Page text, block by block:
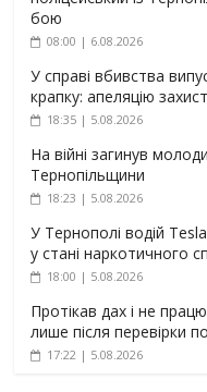
бою
08:00 | 6.08.2026
У справі вбивства
крапку: апеляцію
18:35 | 5.08.2026
На війні загинув
Тернопільщини
18:23 | 5.08.2026
У Тернополі водій
у стані наркотичного
18:00 | 5.08.2026
Протікав дах і не
лише після перевірки
17:22 | 5.08.2026